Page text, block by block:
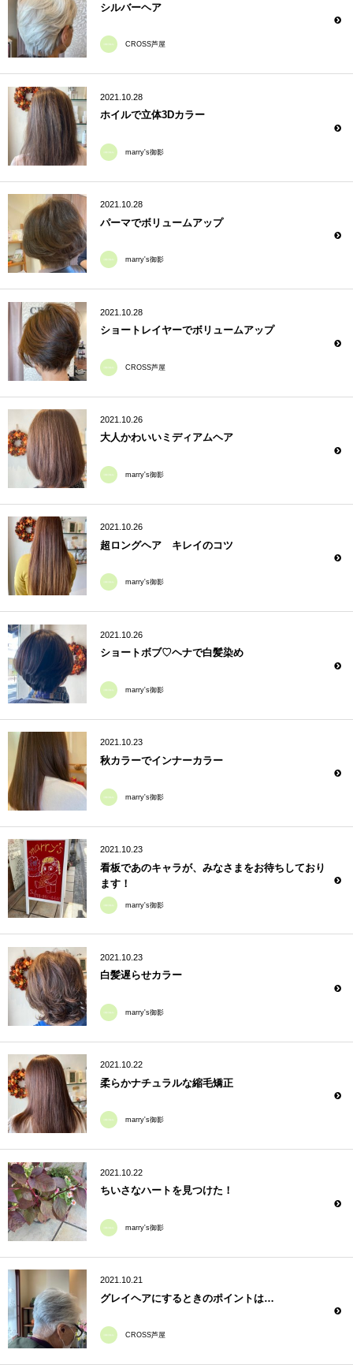
シルバーヘア
CROSS芦屋
2021.10.28
ホイルで立体3Dカラー
marry's御影
2021.10.28
パーマでボリュームアップ
marry's御影
2021.10.28
ショートレイヤーでボリュームアップ
CROSS芦屋
2021.10.26
大人かわいいミディアムヘア
marry's御影
2021.10.26
超ロングヘア キレイのコツ
marry's御影
2021.10.26
ショートボブ♡ヘナで白髪染め
marry's御影
2021.10.23
秋カラーでインナーカラー
marry's御影
2021.10.23
看板であのキャラが、みなさまをお待ちしており
ます！
marry's御影
2021.10.23
白髪遅らせカラー
marry's御影
2021.10.22
柔らかナチュラルな縮毛矯正
marry's御影
2021.10.22
ちいさなハートを見つけた！
marry's御影
2021.10.21
グレイヘアにするときのポイントは…
CROSS芦屋